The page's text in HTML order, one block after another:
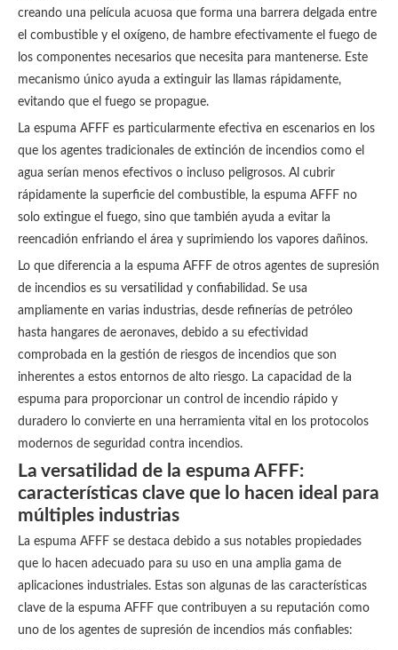
creando una película acuosa que forma una barrera delgada entre
el combustible y el oxígeno, de hambre efectivamente el fuego de
los componentes necesarios que necesita para mantenerse. Este
mecanismo único ayuda a extinguir las llamas rápidamente,
evitando que el fuego se propague.
La espuma AFFF es particularmente efectiva en escenarios en los
que los agentes tradicionales de extinción de incendios como el
agua serían menos efectivos o incluso peligrosos. Al cubrir
rápidamente la superficie del combustible, la espuma AFFF no
solo extingue el fuego, sino que también ayuda a evitar la
reencadión enfriando el área y suprimiendo los vapores dañinos.
Lo que diferencia a la espuma AFFF de otros agentes de supresión
de incendios es su versatilidad y confiabilidad. Se usa
ampliamente en varias industrias, desde refinerías de petróleo
hasta hangares de aeronaves, debido a su efectividad
comprobada en la gestión de riesgos de incendios que son
inherentes a estos entornos de alto riesgo. La capacidad de la
espuma para proporcionar un control de incendio rápido y
duradero lo convierte en una herramienta vital en los protocolos
modernos de seguridad contra incendios.
La versatilidad de la espuma AFFF:
características clave que lo hacen ideal para
múltiples industrias
La espuma AFFF se destaca debido a sus notables propiedades
que lo hacen adecuado para su uso en una amplia gama de
aplicaciones industriales. Estas son algunas de las características
clave de la espuma AFFF que contribuyen a su reputación como
uno de los agentes de supresión de incendios más confiables: